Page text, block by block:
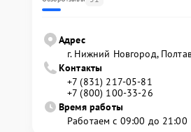
Адрес
г. Нижний Новгород,
Контакты
+7 (831) 217-05-81
+7 (800) 100-33-26
Время работы
Работаем с 09:00 до 21:00